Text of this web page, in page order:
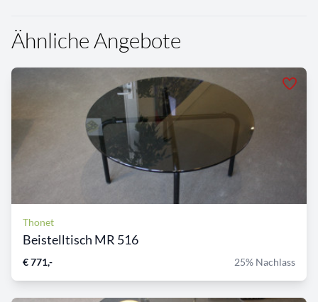
Ähnliche Angebote
Thonet
Beistelltisch MR 516
€ 771,- 25% Nachlass